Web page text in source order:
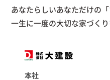
あなたらしいあなただけの
一生に一度の大切な家づくり
本社